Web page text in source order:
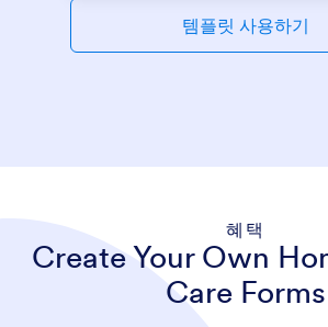
템플릿 사용하기
혜택
Create Your Own
Care Forms